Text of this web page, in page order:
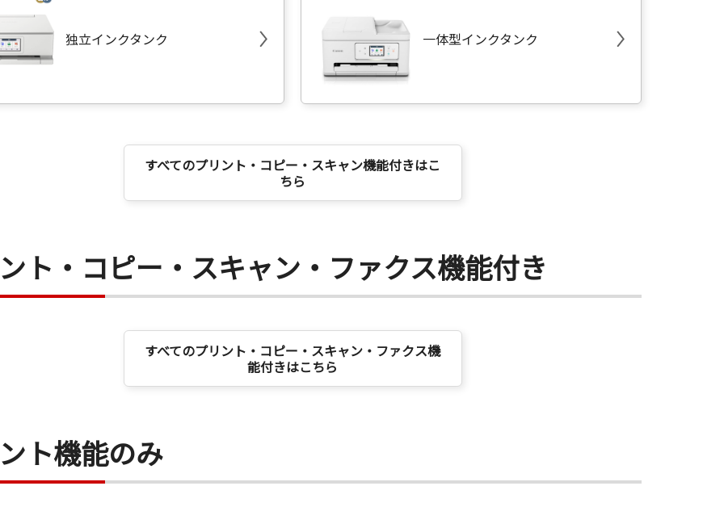
独立インクタンク 一体型インクタンク
すべてのプリント・コピー・スキャン機能付きはこ
ちら
ト・コピー・スキャン・ファクス機能付き
すべてのプリント・コピー・スキャン・ファクス機
能付きはこちら
ト機能のみ